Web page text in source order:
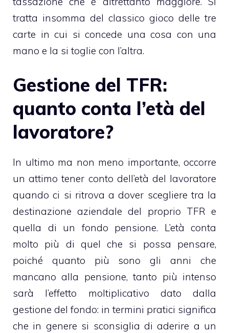
tratta insomma del classico gioco delle tre
carte in cui si concede una cosa con una
mano e la si toglie con l’altra.
Gestione del TFR:
quanto conta l’età del
lavoratore?
In ultimo ma non meno importante, occorre
un attimo tener conto dell’età del lavoratore
quando ci si ritrova a dover scegliere tra la
destinazione aziendale del proprio TFR e
quella di un fondo pensione. L’età conta
molto più di quel che si possa pensare,
poiché quanto più sono gli anni che
mancano alla pensione, tanto più intenso
sarà l’effetto moltiplicativo dato dalla
gestione del fondo: in termini pratici significa
che in genere si sconsiglia di aderire a un